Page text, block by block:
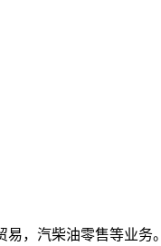
，汽柴油零售等业务。